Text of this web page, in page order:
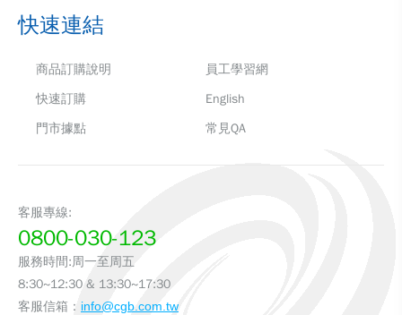
快速連結
商品訂購說明
快速訂購
門市據點
員工學習網
English
常見QA
客服專線:
0800-030-123
服務時間:周一至周五
8:30~12:30 & 13:30~17:30
客服信箱： info@cgb.com.tw